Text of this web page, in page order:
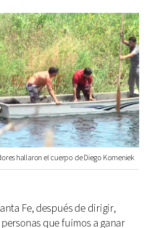
hallaron el cuerpo de Diego Komeniek
Fe, después de dirigir,
que fuimos a ganar